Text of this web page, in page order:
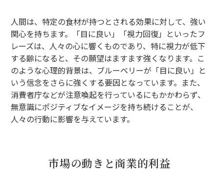
人間は、特定の食材が持つとされる効果に対して、強い
関心を持ちます。「目に良い」「視力回復」といったフ
レーズは、人々の心に響くものであり、特に視力が低下
する齢になると、その願望はますます強くなります。こ
のような心理的背景は、ブルーベリーが「目に良い」と
いう信念をさらに強くする要因となっています。また、
消費者庁などが注意喚起を行っているにもかかわらず、
無意識にポジティブなイメージを持ち続けることが、
人々の行動に影響を与えています。
市場の動きと商業的利益